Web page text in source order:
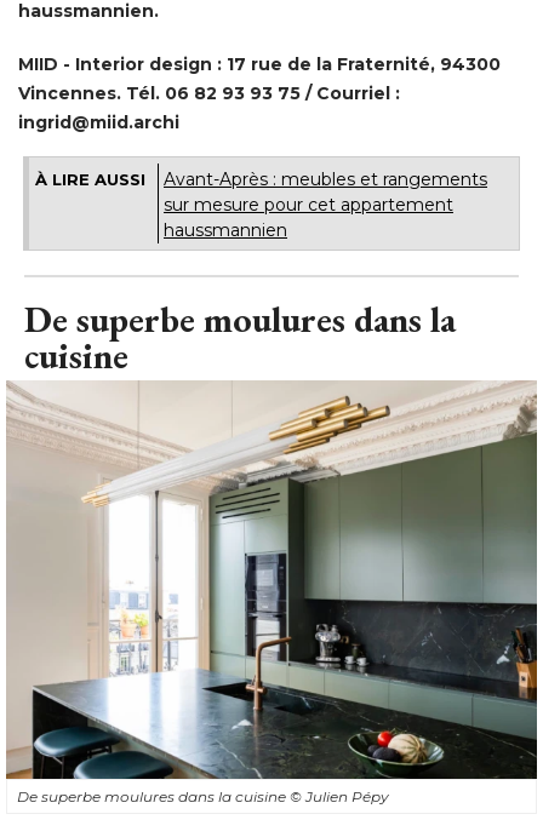
haussmannien.
MIID - Interior design : 17 rue de la Fraternité, 94300
Vincennes. Tél. 06 82 93 93 75 / Courriel :
ingrid@miid.archi
À LIRE AUSSI
Avant-Après : meubles et rangements
sur mesure pour cet appartement
haussmannien
De superbe moulures dans la
cuisine
De superbe moulures dans la cuisine © Julien Pépy